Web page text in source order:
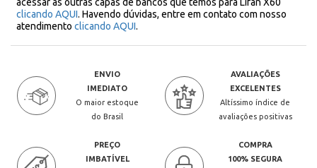
clicando AQUI. Havendo dúvidas, entre em contato com nosso
atendimento clicando AQUI.
ENVIO
IMEDIATO
O maior estoque
do Brasil
AVALIAÇÕES
EXCELENTES
Altíssimo índice de
avaliações positivas
PREÇO
IMBATÍVEL
COMPRA
100% SEGURA